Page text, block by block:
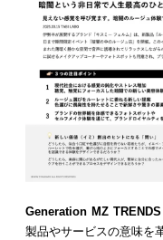
Generation MZ TRENDS
製品やサービスの意味を